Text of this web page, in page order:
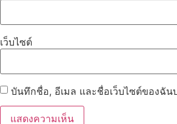
เว็บไซต์
บันทึกชื่อ, อีเมล และชื่อเว็บไซต์ของฉัน